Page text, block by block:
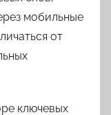
мобильные
от
ключевых